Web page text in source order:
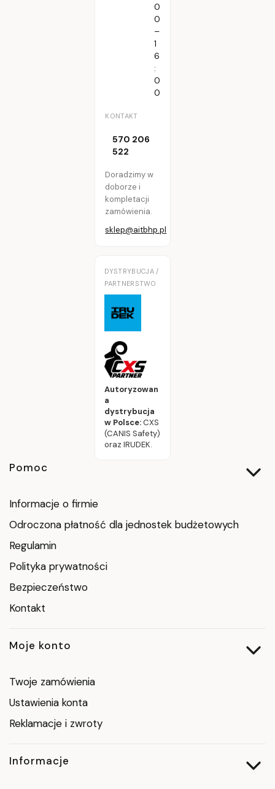
0
0
–
1
6
:
0
0
KONTAKT
570 206
522
Doradzimy w
doborze i
kompletacji
zamówienia.
sklep@aitbhp.pl
DYSTRYBUCJA /
PARTNERSTWO
Autoryzowan
a
dystrybucja
w Polsce:CXS
(CANIS Safety)
oraz IRUDEK.
Linki w stopce
Pomoc
Informacje o firmie
Odroczona płatność dla jednostek budżetowych
Regulamin
Polityka prywatności
Bezpieczeństwo
Kontakt
Moje konto
Twoje zamówienia
Ustawienia konta
Reklamacje i zwroty
Informacje